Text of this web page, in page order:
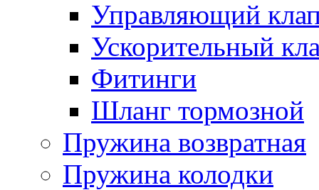
Управляющий
Ускорительный
Фитинги
Шланг тормозной
Пружина возвратная
Пружина колодки